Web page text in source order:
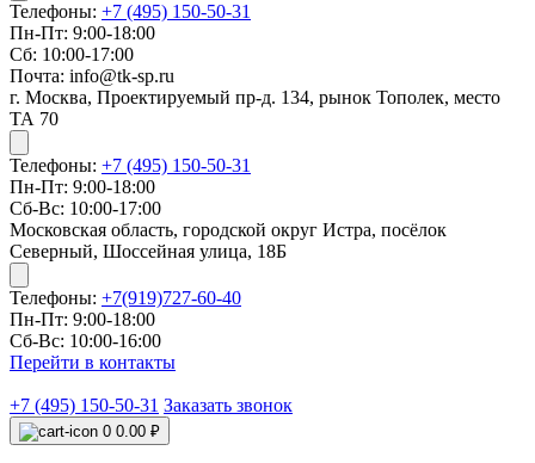
Телефоны: +7 (495) 150-50-31
Пн-Пт: 9:00-18:00
Сб: 10:00-17:00
Почта: info@tk-sp.ru
г. Москва, Проектируемый пр-д. 134, рынок Тополек, место
ТА 70
Телефоны: +7 (495) 150-50-31
Пн-Пт: 9:00-18:00
Сб-Вс: 10:00-17:00
Московская область, городской округ Истра, посёлок
Северный, Шоссейная улица, 18Б
Телефоны: +7(919)727-60-40
Пн-Пт: 9:00-18:00
Сб-Вс: 10:00-16:00
Перейти в контакты
+7 (495) 150-50-31 Заказать звонок
0 0.00 ₽